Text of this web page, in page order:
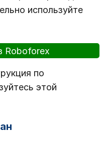
используйте
Roboforex
по
этой